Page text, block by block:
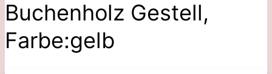
Buchenholz Gestell,
Farbe:gelb